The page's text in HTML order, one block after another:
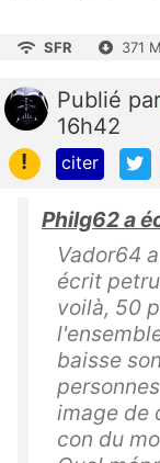
SFR 371
Publié par
16h42
!
citer
Philg62 a
Vador64
écrit
voilà, 50
baisse
image de
con du